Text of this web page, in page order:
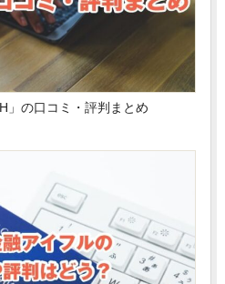
」の口コミ・評判まとめ